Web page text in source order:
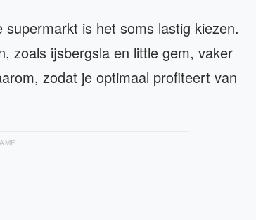
is het soms lastig kiezen.
zoals ijsbergsla en little gem, vaker
zodat je optimaal profiteert van